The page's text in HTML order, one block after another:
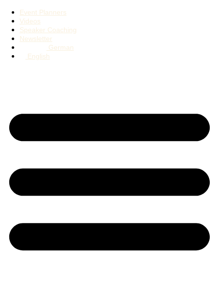
Event Planners
Videos
Speaker Coaching
Newsletter
German
English